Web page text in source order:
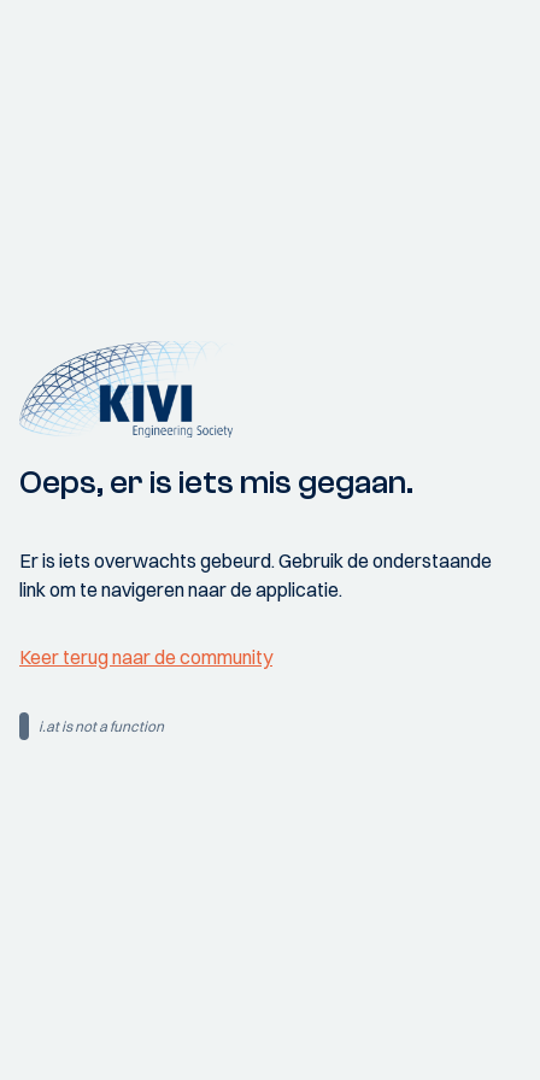
Oeps, er is iets mis gegaan.
Er is iets overwachts gebeurd. Gebruik de onderstaande
link om te navigeren naar de applicatie.
Keer terug naar de community
i.at is not a function